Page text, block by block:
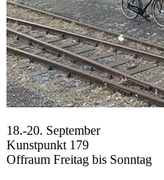
18.-20. September
Kunstpunkt 179
Offraum Freitag bis Sonntag